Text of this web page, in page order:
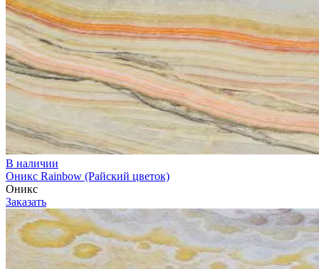
В наличии
Оникс Rainbow (Райский цветок)
Оникс
Заказать